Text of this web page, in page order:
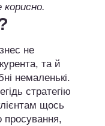
не
та й
немаленькі.
стратегію
щось
просування,